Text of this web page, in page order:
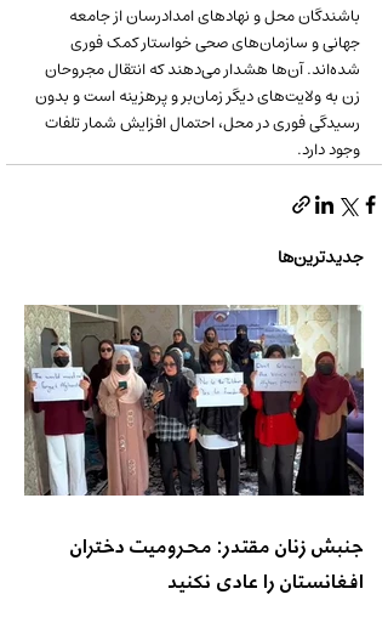
باشندگان محل و نهادهای امدادرسان از جامعه
جهانی و سازمان‌های صحی خواستار کمک فوری
شده‌اند. آن‌ها هشدار می‌دهند که انتقال مجروحان
زن به ولایت‌های دیگر زمان‌بر و پرهزینه است و بدون
رسیدگی فوری در محل، احتمال افزایش شمار تلفات
وجود دارد.
جدیدترین‌ها
جنبش زنان مقتدر: محرومیت دختران
افغانستان را عادی نکنید